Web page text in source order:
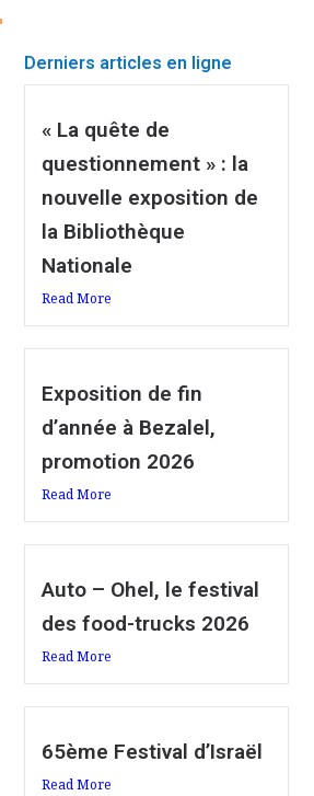
Derniers articles en ligne
« La quête de
questionnement » : la
nouvelle exposition de
la Bibliothèque
Nationale
Read More
Exposition de fin
d’année à Bezalel,
promotion 2026
Read More
Auto – Ohel, le festival
des food-trucks 2026
Read More
65ème Festival d’Israël
Read More